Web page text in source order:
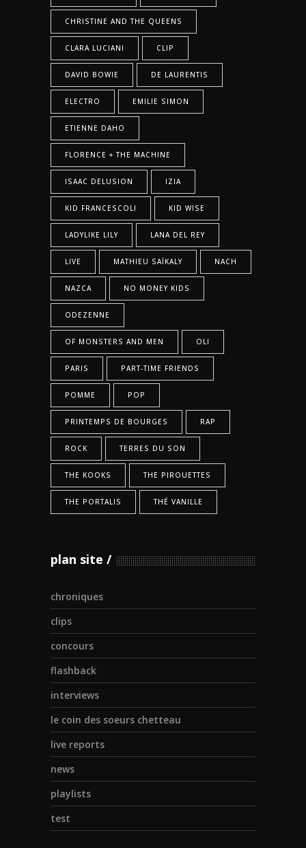
CHRISTINE AND THE QUEENS
CLARA LUCIANI CLIP
DAVID BOWIE DE LAURENTIS
ELECTRO EMILIE SIMON
ETIENNE DAHO
FLORENCE + THE MACHINE
ISAAC DELUSION IZIA
KID FRANCESCOLI KID WISE
LADYLIKE LILY LANA DEL REY
LIVE MATHIEU SAÏKALY NACH
NAZCA NO MONEY KIDS
ODEZENNE
OF MONSTERS AND MEN OLI
PARIS PART-TIME FRIENDS
POMME POP
PRINTEMPS DE BOURGES RAP
ROCK TERRES DU SON
THE KOOKS THE PIROUETTES
THE PORTALIS THÉ VANILLE
plan site
chroniques
clips
concours
flashback
interviews
le coin des soeurs chetteau
live reports
news
playlists
test